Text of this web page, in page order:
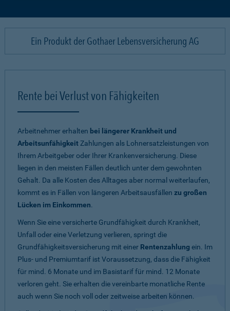
Ein Produkt der Gothaer Lebensversicherung AG
Rente bei Verlust von Fähigkeiten
Arbeitnehmer erhalten bei längerer Krankheit und
ArbeitsunfähigkeitZahlungen als Lohnersatzleistungen von
Ihrem Arbeitgeber oder Ihrer Krankenversicherung. Diese
liegen in den meisten Fällen deutlich unter dem gewohnten
Gehalt. Da alle Kosten des Alltages aber normal weiterlaufen,
kommt es in Fällen von längeren Arbeitsausfällen zu großen
Lücken im Einkommen.
Wenn Sie eine versicherte Grundfähigkeit durch Krankheit,
Unfall oder eine Verletzung verlieren, springt die
Grundfähigkeitsversicherung mit einer Rentenzahlung ein. Im
Plus- und Premiumtarif ist Voraussetzung, dass die Fähigkeit
für mind. 6 Monate und im Basistarif für mind. 12 Monate
verloren geht. Sie erhalten die vereinbarte monatliche Rente
auch wenn Sie noch voll oder zeitweise arbeiten können.